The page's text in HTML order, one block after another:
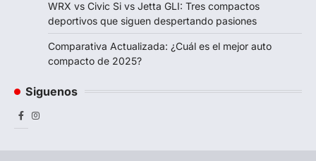
WRX vs Civic Si vs Jetta GLI: Tres compactos
deportivos que siguen despertando pasiones
Comparativa Actualizada: ¿Cuál es el mejor auto
compacto de 2025?
Siguenos
Facebook
Instagram